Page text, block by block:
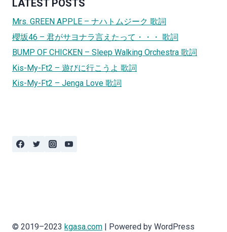
LATEST POSTS
Mrs. GREEN APPLE – ナハトムジーク 歌詞
櫻坂46 – 君がサヨナラ言えたって・・・ 歌詞
BUMP OF CHICKEN – Sleep Walking Orchestra 歌詞
Kis-My-Ft2 – 遊びに行こうよ 歌詞
Kis-My-Ft2 – Jenga Love 歌詞
© 2019–2023 kgasa.com | Powered by WordPress